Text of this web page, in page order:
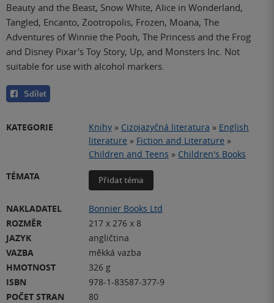
Beauty and the Beast, Snow White, Alice in Wonderland,
Tangled, Encanto, Zootropolis, Frozen, Moana, The
Adventures of Winnie the Pooh, The Princess and the Frog
and Disney Pixar's Toy Story, Up, and Monsters Inc. Not
suitable for use with alcohol markers.
Sdílet
KATEGORIE Knihy » Cizojazyčná literatura » English
literature » Fiction and Literature »
Children and Teens » Children's Books
TÉMATA
Přidat téma
NAKLADATEL
Bonnier Books Ltd
ROZMĚR
217 x 276 x 8
JAZYK
angličtina
VAZBA
měkká vazba
HMOTNOST
326 g
ISBN
978-1-83587-377-9
POČET STRAN
80